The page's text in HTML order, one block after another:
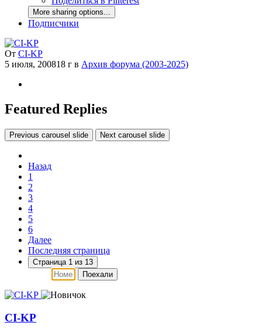
More sharing options...
Подписчики
От CI-KP
5 июля, 200818 г в Архив форума (2003-2025)
Featured Replies
Previous carousel slide Next carousel slide
Назад
1
2
3
4
5
6
Далее
Последняя страница
Страница 1 из 13
Поехали
CI-KP